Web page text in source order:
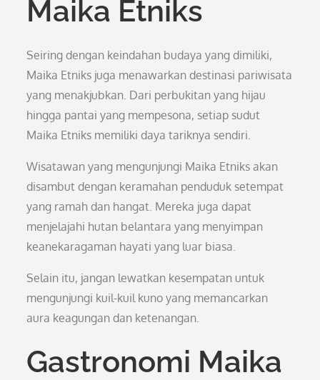
Maika Etniks
Seiring dengan keindahan budaya yang dimiliki,
Maika Etniks juga menawarkan destinasi pariwisata
yang menakjubkan. Dari perbukitan yang hijau
hingga pantai yang mempesona, setiap sudut
Maika Etniks memiliki daya tariknya sendiri.
Wisatawan yang mengunjungi Maika Etniks akan
disambut dengan keramahan penduduk setempat
yang ramah dan hangat. Mereka juga dapat
menjelajahi hutan belantara yang menyimpan
keanekaragaman hayati yang luar biasa.
Selain itu, jangan lewatkan kesempatan untuk
mengunjungi kuil-kuil kuno yang memancarkan
aura keagungan dan ketenangan.
Gastronomi Maika